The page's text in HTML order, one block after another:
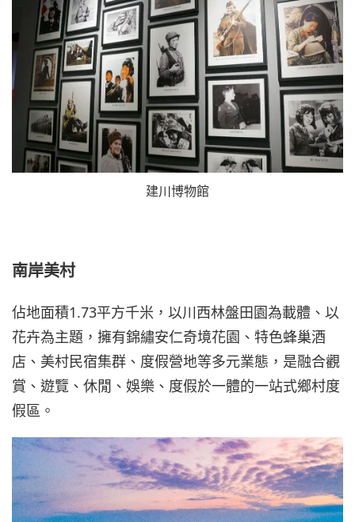
建川博物館
南岸美村
佔地面積1.73平方千米，以川西林盤田園為載體、以
花卉為主題，擁有錦繡安仁奇境花園、特色蜂巢酒
店、美村民宿集群、度假營地等多元業態，是融合觀
賞、遊覽、休閒、娛樂、度假於一體的一站式鄉村度
假區。